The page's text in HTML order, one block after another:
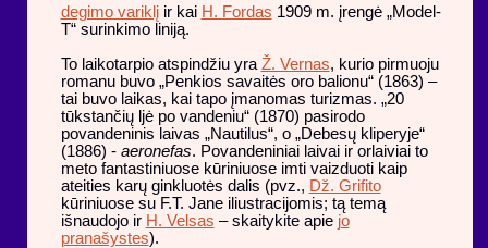
degimo variklįir kai H. Fordas 1909 m. įrengė „Model-
T“ surinkimo liniją.
To laikotarpio atspindžiu yra Ž. Vernas, kurio pirmuoju
romanu buvo „Penkios savaitės oro balionu“ (1863) –
tai buvo laikas, kai tapo įmanomas turizmas. „20
tūkstančių ljė po vandeniu“ (1870) pasirodo
povandeninis laivas „Nautilus“, o „Debesų kliperyje“
(1886) - aeronefas. Povandeniniai laivai ir orlaiviai to
meto fantastiniuose kūriniuose imti vaizduoti kaip
ateities karų ginkluotės dalis (pvz., Dž. Grifito
kūriniuose su F.T. Jane iliustracijomis; tą temą
išnaudojo ir H. Velsas – skaitykite apie jo
pranašystes).